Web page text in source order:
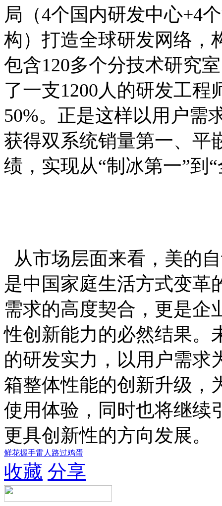
局（4个国内研发中心+4
构）打造全球研发网络，
包含120多个分技术研究
了一支1200人的研发工
50%。正是这样以用户需
获得双系统销量第一、平
绩，实现从“制冰第一”到
从市场层面来看，美的
是中国家庭生活方式变革
需求的高度契合，更是企
性创新能力的必然结果。
的研发实力，以用户需求
箱整体性能的创新升级，
使用体验，同时也将继续
更具创新性的方向发展。
鲜花握手雷人 路过鸡蛋
收藏 分享